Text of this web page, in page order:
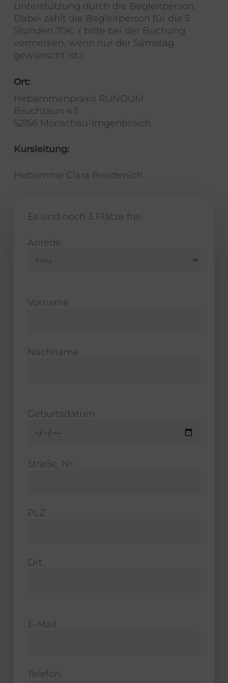
Unterstützung durch die Begleitperson.
Dabei zahlt die Begleitperson für die 5
Stunden 70€. ( bitte bei der Buchung
vermerken, wenn nur der Samstag
gewünscht ist.)
Ort:
Hebammenpraxis RUNDUM
Bruchzaun 43
52156 Monschau-Imgenbroich
Kursleitung:
Hebamme Clara Breidenich
Es sind noch 3 Plätze frei
Anrede
Vorname
Nachname
Geburtsdatum
Straße, Nr.
PLZ
Ort
E-Mail
Telefon